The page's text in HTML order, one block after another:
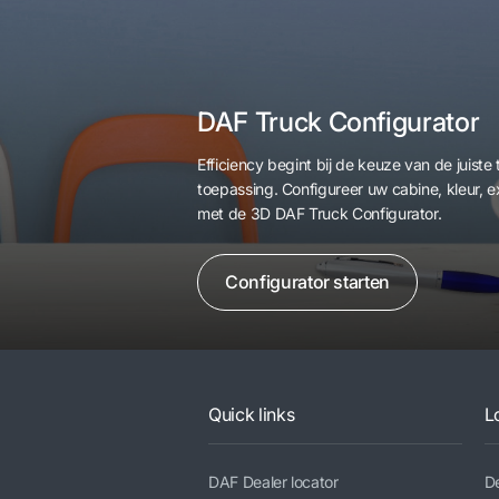
DAF Truck Configurator
Efficiency begint bij de keuze van de
toepassing. Configureer uw cabine, kleur,
met de 3D DAF Truck Configurator.
Configurator starten
Quick links
DAF Dealer locator